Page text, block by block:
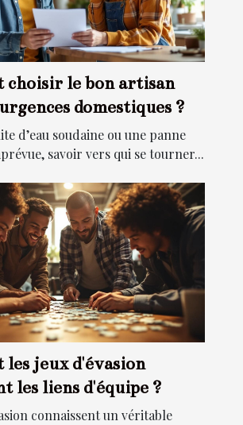
choisir le bon artisan
domestiques ?
d’eau soudaine ou une panne
savoir vers qui se tourner...
les jeux d'évasion
les liens d'équipe ?
connaissent un véritable